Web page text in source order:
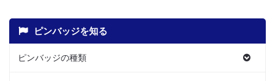
ピンバッジを知る
ピンバッジの種類